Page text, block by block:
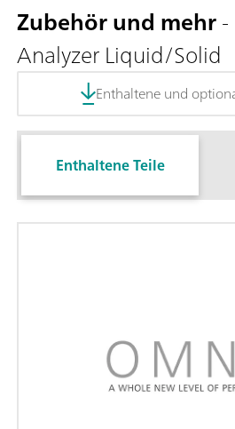
Zubehör und mehr
Analyzer Liquid/Solid
Enthaltene und
Enthaltene Teile